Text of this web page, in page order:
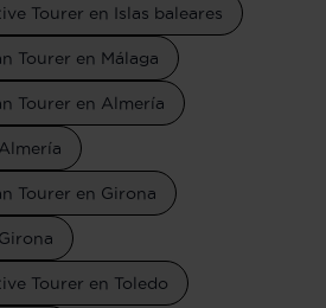
Tourer en Islas baleares
Tourer en Málaga
Tourer en Almería
Tourer en Girona
Tourer en Toledo